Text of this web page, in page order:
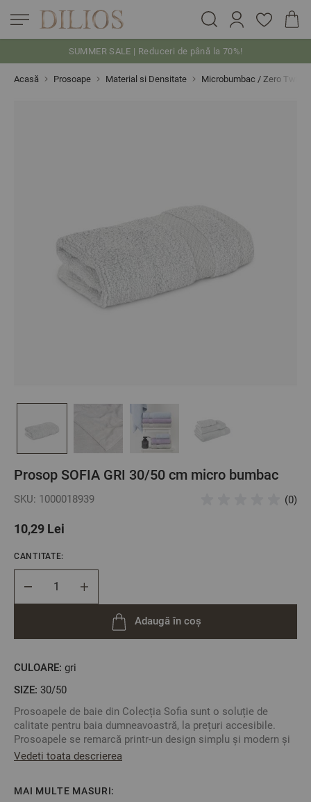
SUMMER SALE | Reduceri de până la 70%!
Acasă Prosoape Material si Densitate Microbumbac / Zero Twist
Prosop SOFIA GRI 30/50 cm micro bumbac
SKU: 1000018939 (0)
10,29 Lei
CULOARE: gri
SIZE: 30/50
Prosoapele de baie din Colecția Sofia sunt o soluție de
calitate pentru baia dumneavoastră, la prețuri accesibile.
Prosoapele se remarcă printr-un design simplu și modern și
o absorbție cu până la 30% mai mare, datorită metodei Zero
moliciunea și densitatea acestuia.
Vedeti toata descrierea
MAI MULTE MASURI:
CANTITATE:
Adaugă în coș